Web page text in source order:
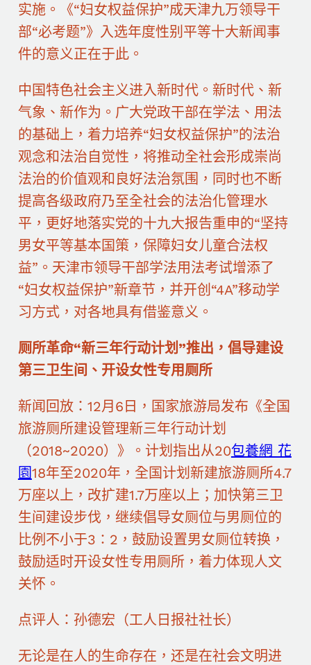
实施。《“妇女权益保护”成天津九万领导干
部“必考题”》入选年度性别平等十大新闻事
件的意义正在于此。
中国特色社会主义进入新时代。新时代、新
气象、新作为。广大党政干部在学法、用法
的基础上，着力培养“妇女权益保护”的法治
观念和法治自觉性，将推动全社会形成崇尚
法治的价值观和良好法治氛围，同时也不断
提高各级政府乃至全社会的法治化管理水
平，更好地落实党的十九大报告重申的“坚持
男女平等基本国策，保障妇女儿童合法权
益”。天津市领导干部学法用法考试增添了
“妇女权益保护”新章节，并开创“4A”移动学
习方式，对各地具有借鉴意义。
厕所革命“新三年行动计划”推出，倡导建设
第三卫生间、开设女性专用厕所
新闻回放：12月6日，国家旅游局发布《全国
旅游厕所建设管理新三年行动计划
（2018~2020）》。计划指出从20包養網 花
園18年至2020年，全国计划新建旅游厕所4.7
万座以上，改扩建1.7万座以上；加快第三卫
生间建设步伐，继续倡导女厕位与男厕位的
比例不小于3∶2，鼓励设置男女厕位转换，
鼓励适时开设女性专用厕所，着力体现人文
关怀。
点评人：孙德宏（工人日报社社长）
无论是在人的生命存在，还是在社会文明进